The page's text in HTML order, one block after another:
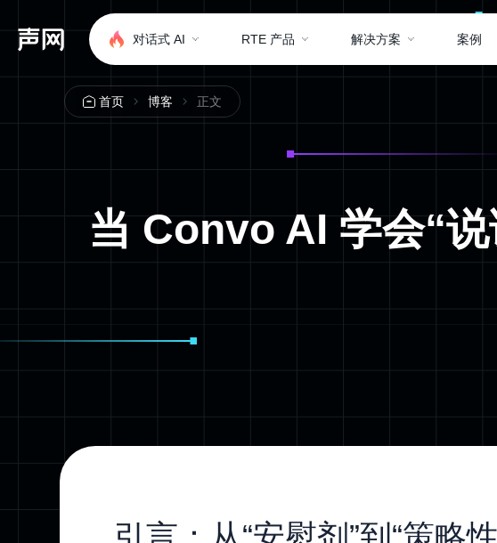
对话式 AI RTE 产品 解决方案 案例
首页 博客 正文
当‌ Convo AI 学会“